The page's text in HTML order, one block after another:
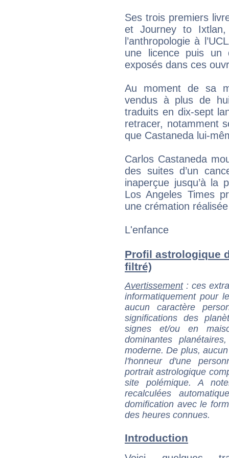
Ses trois premiers
et Journey to Ixtlan,
l’anthropologie à
une licence puis un
exposés dans ces
Au moment de sa
vendus à plus de
traduits en dix-sept
retracer, notamment
que Castaneda lui-
Carlos Castaneda
des suites d’un
inaperçue jusqu’à la
Los Angeles Times
une crémation
L'enfance
Profil astrologique
filtré)
Avertissement: ces
informatiquement pour
aucun caractère
significations des
signes et/ou en
dominantes
moderne. De plus,
l'honneur d'une
portrait astrologique
site polémique. A
recalculées
domification avec le
des heures connues.
Introduction